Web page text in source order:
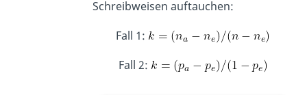
Schreibweisen auftauchen:
Fall 1:
Fall 2: